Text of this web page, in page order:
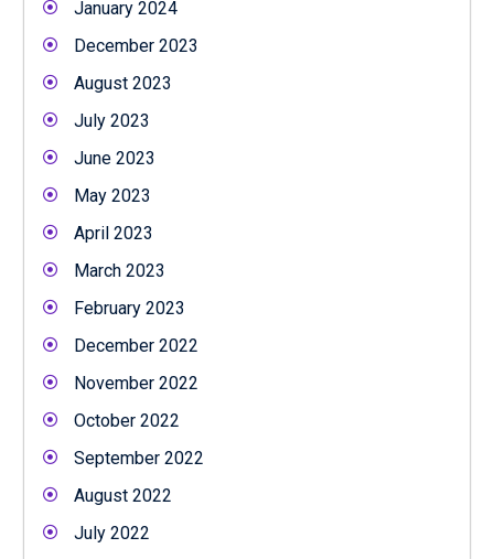
January 2024
December 2023
August 2023
July 2023
June 2023
May 2023
April 2023
March 2023
February 2023
December 2022
November 2022
October 2022
September 2022
August 2022
July 2022